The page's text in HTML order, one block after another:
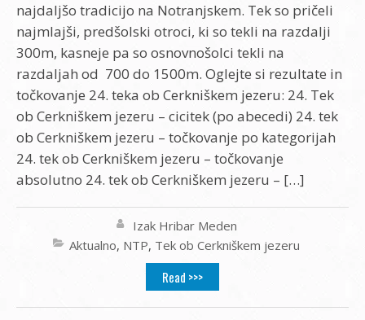
najdaljšo tradicijo na Notranjskem. Tek so pričeli
najmlajši, predšolski otroci, ki so tekli na razdalji
300m, kasneje pa so osnovnošolci tekli na
razdaljah od 700 do 1500m. Oglejte si rezultate in
točkovanje 24. teka ob Cerkniškem jezeru: 24. Tek
ob Cerkniškem jezeru – cicitek (po abecedi) 24. tek
ob Cerkniškem jezeru – točkovanje po kategorijah
24. tek ob Cerkniškem jezeru – točkovanje
absolutno 24. tek ob Cerkniškem jezeru – […]
Izak Hribar Meden
Aktualno, NTP, Tek ob Cerkniškem jezeru
Read >>>